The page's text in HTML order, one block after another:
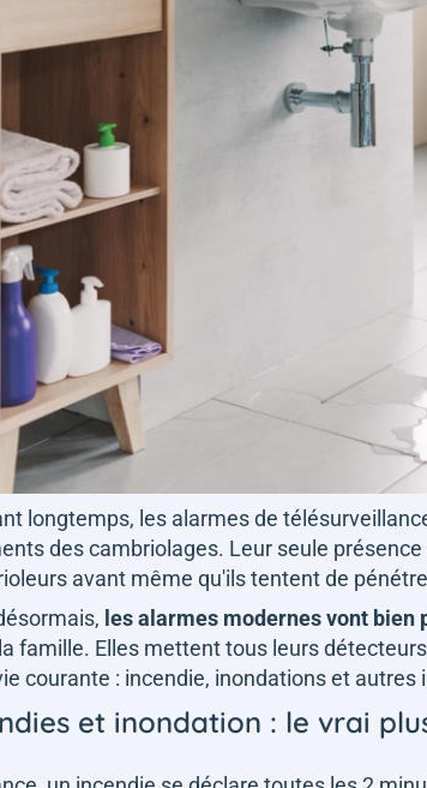
longtemps, les alarmes de
des cambriolages. Leur seule
avant même qu'ils tentent de
les alarmes modernes vont bien
famille. Elles mettent tous leurs
courante : incendie, inondations et
et inondation : le vrai